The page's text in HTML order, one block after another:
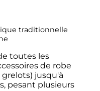
traditionnelle
toutes les
de robe
jusqu'à
pesant plusieurs